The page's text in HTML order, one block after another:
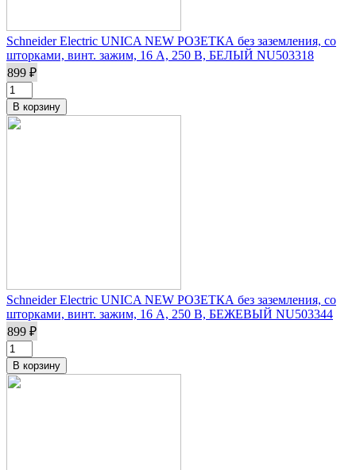
Schneider Electric UNICA NEW РОЗЕТКА без заземления, со
шторками, винт. зажим, 16 А, 250 В, БЕЛЫЙ NU503318
899 ₽
Schneider Electric UNICA NEW РОЗЕТКА без заземления, со
шторками, винт. зажим, 16 А, 250 В, БЕЖЕВЫЙ NU503344
899 ₽